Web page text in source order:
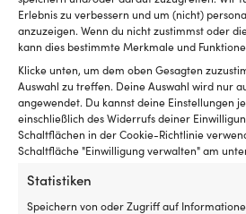
Erlebnis zu verbessern und um (nicht)
anzuzeigen. Wenn du nicht zustimmst oder
kann dies bestimmte Merkmale und
Klicke unten, um dem oben Gesagten
Auswahl zu treffen. Deine Auswahl wird nur
angewendet. Du kannst deine Einstellungen
einschließlich des Widerrufs deiner
Schaltflächen in der Cookie-Richtlinie
Schaltfläche "Einwilligung verwalten" am
Statistiken
Speichern von oder Zugriff auf
Duschbeutel, 19 liter, schwarz
15,54 €
MwSt. inkl.
1 VORRÄTIG (KANN
NACHBESTELLT WERDEN)
MwSt.